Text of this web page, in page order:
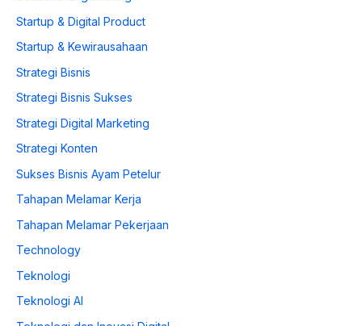
Startup & Digital Product
Startup & Kewirausahaan
Strategi Bisnis
Strategi Bisnis Sukses
Strategi Digital Marketing
Strategi Konten
Sukses Bisnis Ayam Petelur
Tahapan Melamar Kerja
Tahapan Melamar Pekerjaan
Technology
Teknologi
Teknologi AI